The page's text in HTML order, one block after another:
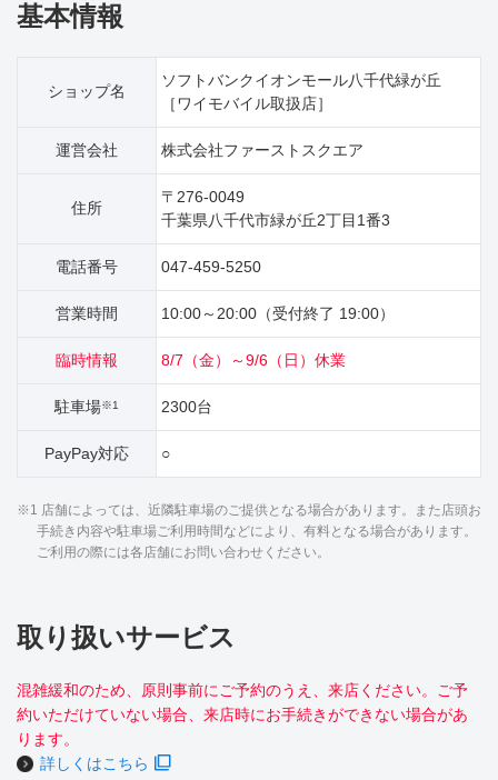
基本情報
ショップ名
ソフトバンクイオンモール八千代緑が丘
［ワイモバイル取扱店］
運営会社 株式会社ファーストスクエア
住所
〒276-0049
千葉県八千代市緑が丘2丁目1番3
電話番号 047-459-5250
営業時間 10:00～20:00（受付終了 19:00）
臨時情報 8/7（金）～9/6（日）休業
駐車場※1 2300台
PayPay対応 ○
※1 店舗によっては、近隣駐車場のご提供となる場合があります。また店頭お
手続き内容や駐車場ご利用時間などにより、有料となる場合があります。
ご利用の際には各店舗にお問い合わせください。
取り扱いサービス
混雑緩和のため、原則事前にご予約のうえ、来店ください。ご予
約いただけていない場合、来店時にお手続きができない場合があ
ります。
詳しくはこちら